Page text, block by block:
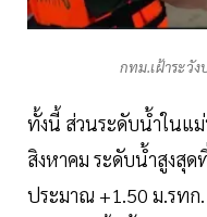
กทม.เฝ้าระวั
ทั้งนี้ ส่วนระดับน้ำในแ
สิงหาคม ระดับน้ำสูงสุด
ประมาณ +1.50 ม.รท